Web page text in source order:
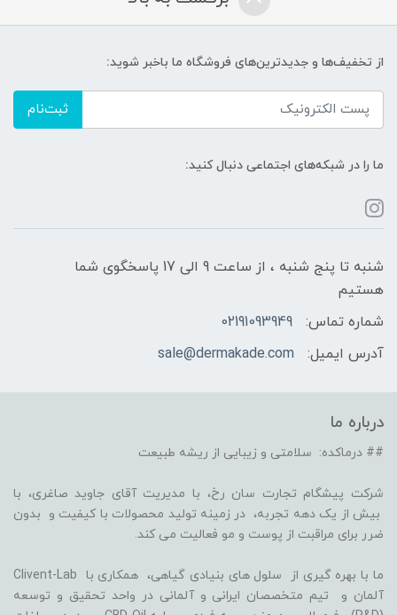
از تخفیف‌ها و جدیدترین‌های فروشگاه ما باخبر شوید:
ثبت‌نام
ما را در شبکه‌های اجتماعی دنبال کنید:
شنبه تا پنج شنبه ، از ساعت 9 الی 17 پاسخگوی شما
هستیم
شماره تماس:
02191093949
آدرس ایمیل:
sale@dermakade.com
درباره ما
## درماکده: سلامتی و زیبایی از ریشه طبیعت
شرکت پیشگام تجارت سان رخ، با مدیریت آقای جاوید صاغری، با
بیش از یک دهه تجربه، در زمینه تولید محصولات با کیفیت و بدون
ضرر برای مراقبت از پوست و مو فعالیت می کند.
ما با بهره گیری از سلول های بنیادی گیاهی، همکاری با Clivent-Lab
آلمان و تیم متخصصان ایرانی و آلمانی در واحد تحقیق و توسعه